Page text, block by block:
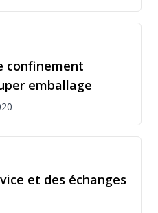
confinement
emballage
et des échanges